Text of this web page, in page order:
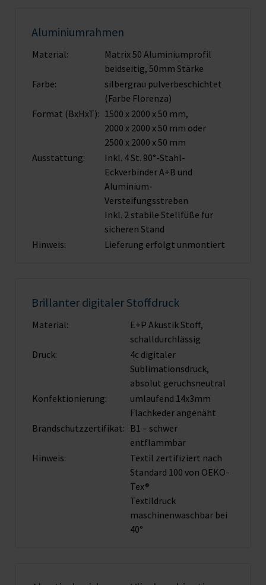
Aluminiumrahmen
Material:
Matrix 50 Aluminiumprofil
beidseitig, 50mm Stärke
Farbe:
silbergrau pulverbeschichtet
(Farbe Florenza)
Format (BxHxT): 1500 x 2000 x 50 mm,
2000 x 2000 x 50 mm oder
2500 x 2000 x 50 mm
Ausstattung:
Inkl. 4 St. 90°-Stahl-
Eckverbinder A+B und
Aluminium-
Versteifungsstreben
Inkl. 2 stabile Stellfüße für
sicheren Stand
Hinweis:
Lieferung erfolgt unmontiert
Brillanter digitaler Stoffdruck
Material:
E+P Akustik Stoff,
schalldurchlässig
Druck:
4c digitaler
Sublimationsdruck,
absolut geruchsneutral
Konfektionierung:
umlaufend 14x3mm
Flachkeder angenäht
Brandschutz­zertifikat: B1 – schwer
entflammbar
Hinweis:
Textil zertifiziert nach
Standard 100 von OEKO-
Tex®
Textildruck
maschinenwaschbar bei
40°